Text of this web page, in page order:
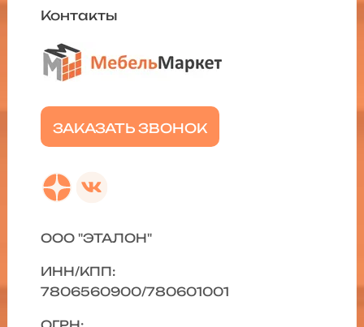
ЗАКАЗАТЬ ЗВОНОК
Контакты
ООО "ЭТАЛОН"
ИНН/КПП:
7806560900/780601001